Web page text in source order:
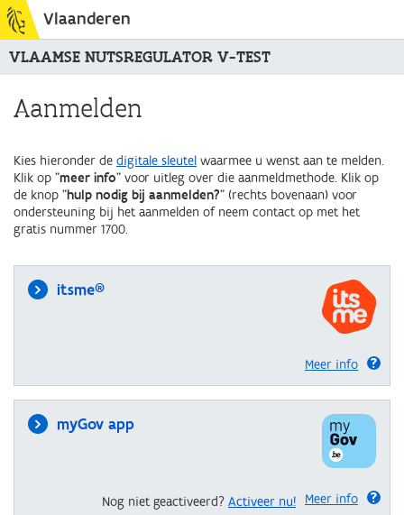
Vlaanderen
VLAAMSE NUTSREGULATOR V-TEST
Aanmelden
Kies hieronder de digitale sleutel waarmee u wenst aan te melden.
Klik op "meer info" voor uitleg over die aanmeldmethode. Klik op
de knop "hulp nodig bij aanmelden?" (rechts bovenaan) voor
ondersteuning bij het aanmelden of neem contact op met het
gratis nummer 1700.
itsme®
Meer info
myGov app
Meer info
Nog niet geactiveerd? Activeer nu!